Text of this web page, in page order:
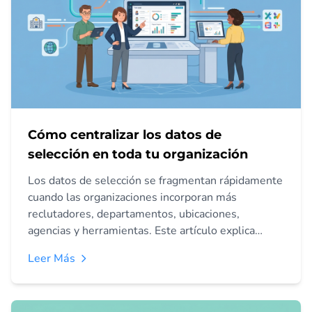
Cómo centralizar los datos de
selección en toda tu organización
Los datos de selección se fragmentan rápidamente
cuando las organizaciones incorporan más
reclutadores, departamentos, ubicaciones,
agencias y herramientas. Este artículo explica
los flujos de selección, gestionar el acceso,
mejorar los informes y establecer una gobernanza
eficaz.
Leer Más